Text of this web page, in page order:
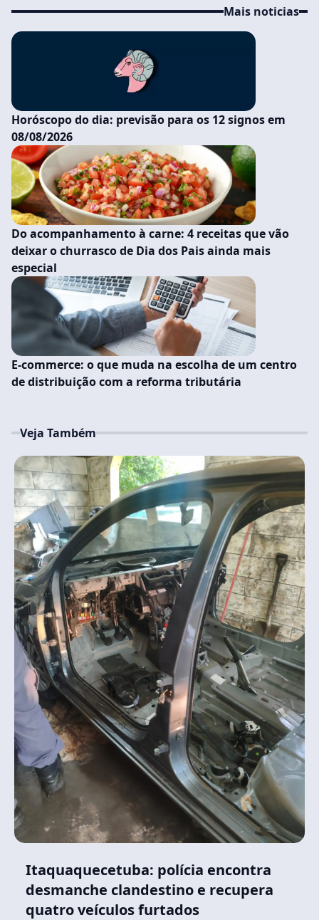
Mais noticias
Horóscopo do dia: previsão para os 12 signos em
08/08/2026
Do acompanhamento à carne: 4 receitas que vão
deixar o churrasco de Dia dos Pais ainda mais
especial
E-commerce: o que muda na escolha de um centro
de distribuição com a reforma tributária
Veja Também
Itaquaquecetuba: polícia encontra
desmanche clandestino e recupera
quatro veículos furtados